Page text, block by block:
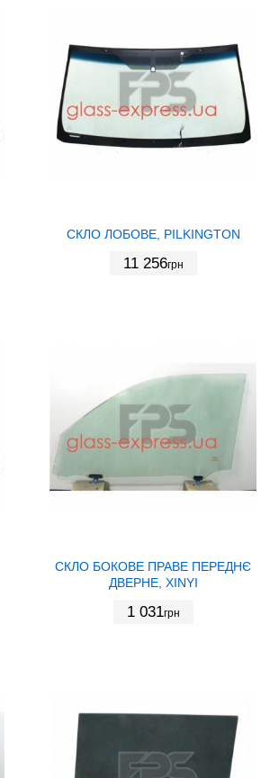
СКЛО ЛОБОВЕ, PILKINGTON
11 256грн
СКЛО БОКОВЕ ПРАВЕ ПЕРЕДНЄ
ДВЕРНЕ, XINYI
1 031грн